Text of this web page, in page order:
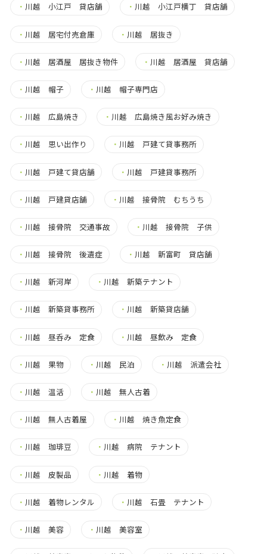
・ 川越 小江戸 貸店舗 ・ 川越 小江戸横丁 貸店舗
・ 川越 居宅付売倉庫 ・ 川越 居抜き
・ 川越 居酒屋 居抜き物件 ・ 川越 居酒屋 貸店舗
・ 川越 帽子 ・ 川越 帽子専門店
・ 川越 広島焼き ・ 川越 広島焼き風お好み焼き
・ 川越 思い出作り ・ 川越 戸建て貸事務所
・ 川越 戸建て貸店舗 ・ 川越 戸建貸事務所
・ 川越 戸建貸店舗 ・ 川越 接骨院 むちうち
・ 川越 接骨院 交通事故 ・ 川越 接骨院 子供
・ 川越 接骨院 後遺症 ・ 川越 新富町 貸店舗
・ 川越 新河岸 ・ 川越 新築テナント
・ 川越 新築貸事務所 ・ 川越 新築貸店舗
・ 川越 昼呑み 定食 ・ 川越 昼飲み 定食
・ 川越 果物 ・ 川越 民泊 ・ 川越 派遣会社
・ 川越 温活 ・ 川越 無人古着
・ 川越 無人古着屋 ・ 川越 焼き魚定食
・ 川越 珈琲豆 ・ 川越 病院 テナント
・ 川越 皮製品 ・ 川越 着物
・ 川越 着物レンタル ・ 川越 石畳 テナント
・ 川越 美容 ・ 川越 美容室